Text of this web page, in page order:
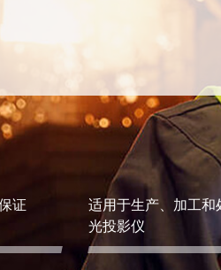
证
适用于生产、加工和
光投影仪